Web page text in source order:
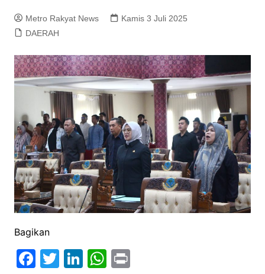
Metro Rakyat News
Kamis 3 Juli 2025
DAERAH
Bagikan
F T Li W Pr